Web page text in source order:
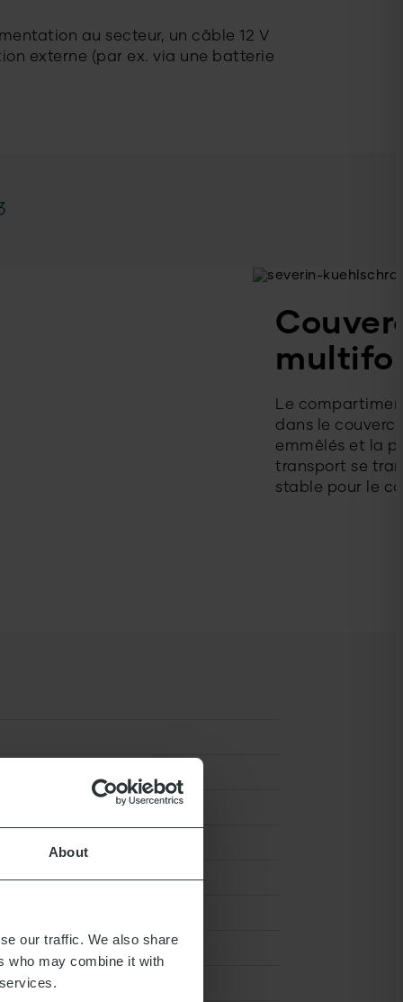
About
our traffic. We also share
who may combine it with
au secteur, un câble 12 V
externe (par ex. via une batterie
Le
dans le
emmêlés et la
transport se
stable pour le